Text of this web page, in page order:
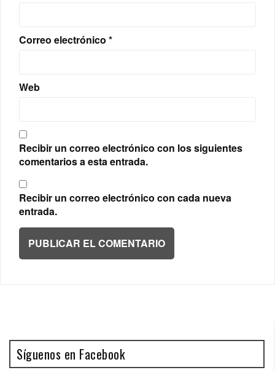
Correo electrónico *
Web
Recibir un correo electrónico con los siguientes
comentarios a esta entrada.
Recibir un correo electrónico con cada nueva
entrada.
Síguenos en Facebook